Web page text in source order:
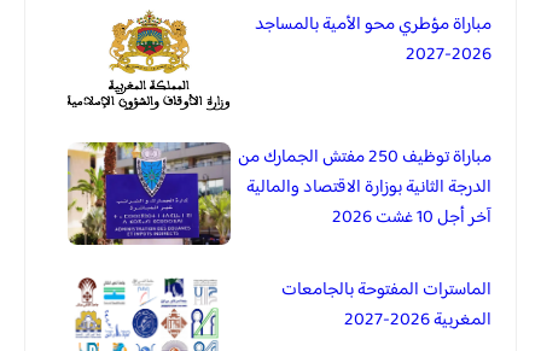
مباراة مؤطري محو الأمية بالمساجد
2026-2027
مباراة توظيف 250 مفتش الجمارك من
الدرجة الثانية بوزارة الاقتصاد والمالية
آخر أجل 10 غشت 2026
الماسترات المفتوحة بالجامعات
المغربية 2026-2027